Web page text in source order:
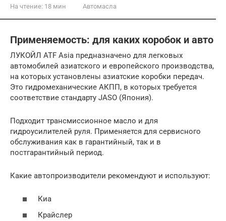
На чтение: 18 мин Автомасла
Применяемость: для каких коробок и авто
ЛУКОЙЛ ATF Asia предназначено для легковых
автомобилей азиатского и европейского производства,
на которых установлены азиатские коробки передач.
Это гидромеханические АКПП, в которых требуется
соответствие стандарту JASO (Япония).
Подходит трансмиссионное масло и для
гидроусилителей руля. Применяется для сервисного
обслуживания как в гарантийный, так и в
постгарантийный период.
Какие автопроизводители рекомендуют и используют:
Киа
Крайслер